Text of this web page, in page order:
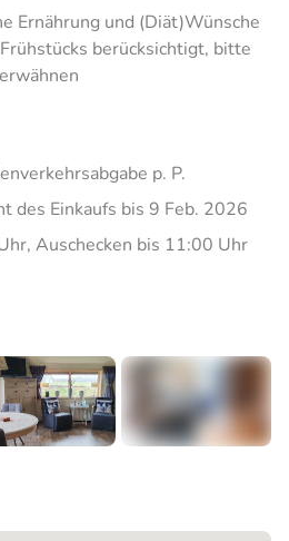
Ernährung und (Diät)Wünsche
berücksichtigt, bitte
p. P.
des Einkaufs bis 9 Feb. 2026
Auschecken bis 11:00 Uhr